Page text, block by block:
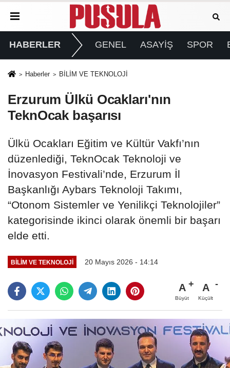
HABERLER GENEL ASAYİŞ SPOR
Haberler BİLİM VE TEKNOLOJİ
Erzurum Ülkü Ocakları'nın
TeknOcak başarısı
Ülkü Ocakları Eğitim ve Kültür Vakfı’nın
düzenlediği, TeknOcak Teknoloji ve
İnovasyon Festivali’nde, Erzurum İl
Başkanlığı Aybars Teknoloji Takımı,
“Otonom Sistemler ve Yenilikçi Teknolojiler”
kategorisinde ikinci olarak önemli bir başarı
elde etti.
BİLİM VE TEKNOLOJİ 20 Mayıs 2026 - 14:14
A
Büyüt
A
Küçült